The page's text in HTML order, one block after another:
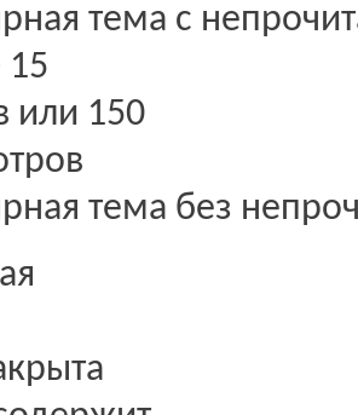
тема с
тема без